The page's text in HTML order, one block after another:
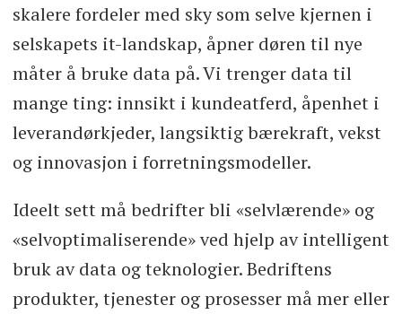
skalere fordeler med sky som selve kjernen i
selskapets it-landskap, åpner døren til nye
måter å bruke data på. Vi trenger data til
mange ting: innsikt i kundeatferd, åpenhet i
leverandørkjeder, langsiktig bærekraft, vekst
og innovasjon i forretningsmodeller.
Ideelt sett må bedrifter bli «selvlærende» og
«selvoptimaliserende» ved hjelp av intelligent
bruk av data og teknologier. Bedriftens
produkter, tjenester og prosesser må mer eller